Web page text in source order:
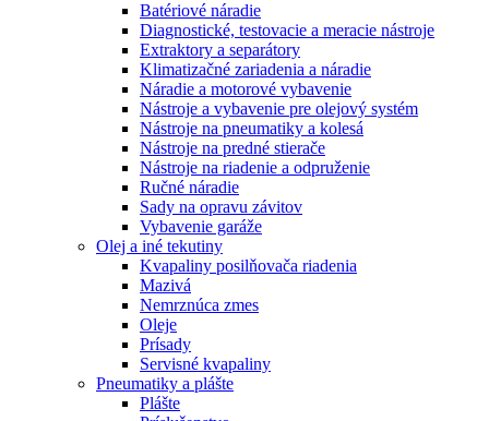
Batériové náradie
Diagnostické, testovacie a meracie nástroje
Extraktory a separátory
Klimatizačné zariadenia a náradie
Náradie a motorové vybavenie
Nástroje a vybavenie pre olejový systém
Nástroje na pneumatiky a kolesá
Nástroje na predné stierače
Nástroje na riadenie a odpruženie
Ručné náradie
Sady na opravu závitov
Vybavenie garáže
Olej a iné tekutiny
Kvapaliny posilňovača riadenia
Mazivá
Nemrznúca zmes
Oleje
Prísady
Servisné kvapaliny
Pneumatiky a plášte
Plášte